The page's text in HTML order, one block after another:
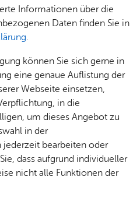
Lernen
wir die Türen des
und Gruppen im
Friedrichshafen. Die
mit unseren
die Schülerinnen und
Informationen über die
Daten finden Sie in
.
können Sie sich gerne in
eine genaue Auflistung der
Webseite einsetzen,
in die
um dieses Angebot zu
in der
jederzeit bearbeiten oder
dass aufgrund individueller
nicht alle Funktionen der